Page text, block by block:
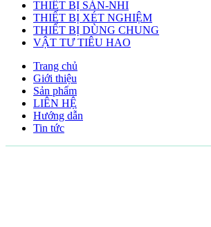
THIẾT BỊ SẢN-NHI
THIẾT BỊ XÉT NGHIỆM
THIẾT BỊ DÙNG CHUNG
VẬT TƯ TIÊU HAO
Trang chủ
Giới thiệu
Sản phẩm
LIÊN HỆ
Hướng dẫn
Tin tức